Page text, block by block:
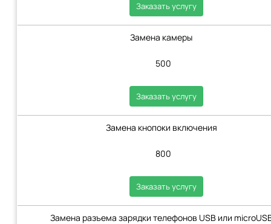
Заказать услугу
Замена камеры
500
Заказать услугу
Замена кнопоки включения
800
Заказать услугу
Замена разъема зарядки телефонов USB или